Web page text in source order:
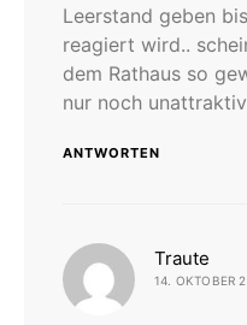
Leerstand geben
reagiert wird..
dem Rathaus so
nur noch
ANTWORTEN
Traute
14. OKTOBER